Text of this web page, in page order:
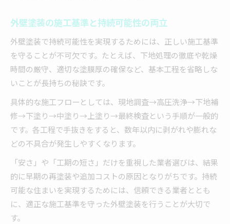
外壁塗装の施工基準と持続可能性の両立
外壁塗装で持続可能性を実現するためには、正しい施工基準
を守ることが不可欠です。たとえば、下地処理の徹底や乾燥
時間の厳守、適切な塗膜厚の確保など、基本工程を省略しな
いことが長持ちの秘訣です。
具体的な施工フローとしては、現地調査→高圧洗浄→下地補
修→下塗り→中塗り→上塗り→最終検査という手順が一般的
です。各工程で手抜きをすると、数年以内に剥がれや膨れな
どの不具合が発生しやすくなります。
「安さ」や「工期の短さ」だけを重視した業者選びは、結果
的に早期の再塗装や追加コストの原因となりがちです。持続
可能な住まいを実現するためには、信頼できる業者ととも
に、適正な施工基準を守った外壁塗装を行うことが大切で
す。